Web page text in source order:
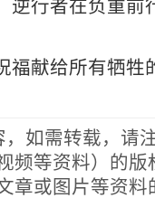
逆行者在负重前
福献给所有牺牲
，如需转载，请
频等资料）的版
章或图片等资料